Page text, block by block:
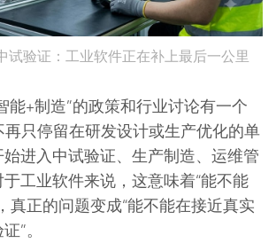
试验证：工业软件正在补上最后一公里
能+制造”的政策和行业讨论有一个
再只停留在研发设计或生产优化的单
进入中试验证、生产制造、运维管
工业软件来说，这意味着“能不能
真正的问题变成“能不能在接近真实
”。